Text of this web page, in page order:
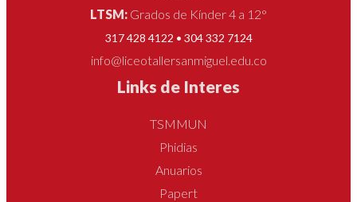
LTSM: Grados de Kínder 4 a 12°
317 428 4122 • 304 332 7124
info@liceotallersanmiguel.edu.co
Links de Interes
TSMMUN
Phidias
Anuarios
Papert